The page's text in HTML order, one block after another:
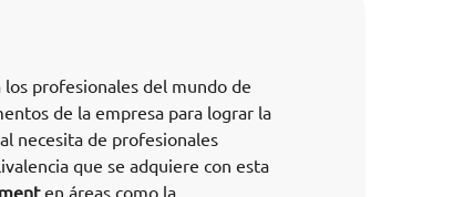
profesionales del mundo de
de la empresa para lograr la
necesita de profesionales
que se adquiere con esta
en áreas como la